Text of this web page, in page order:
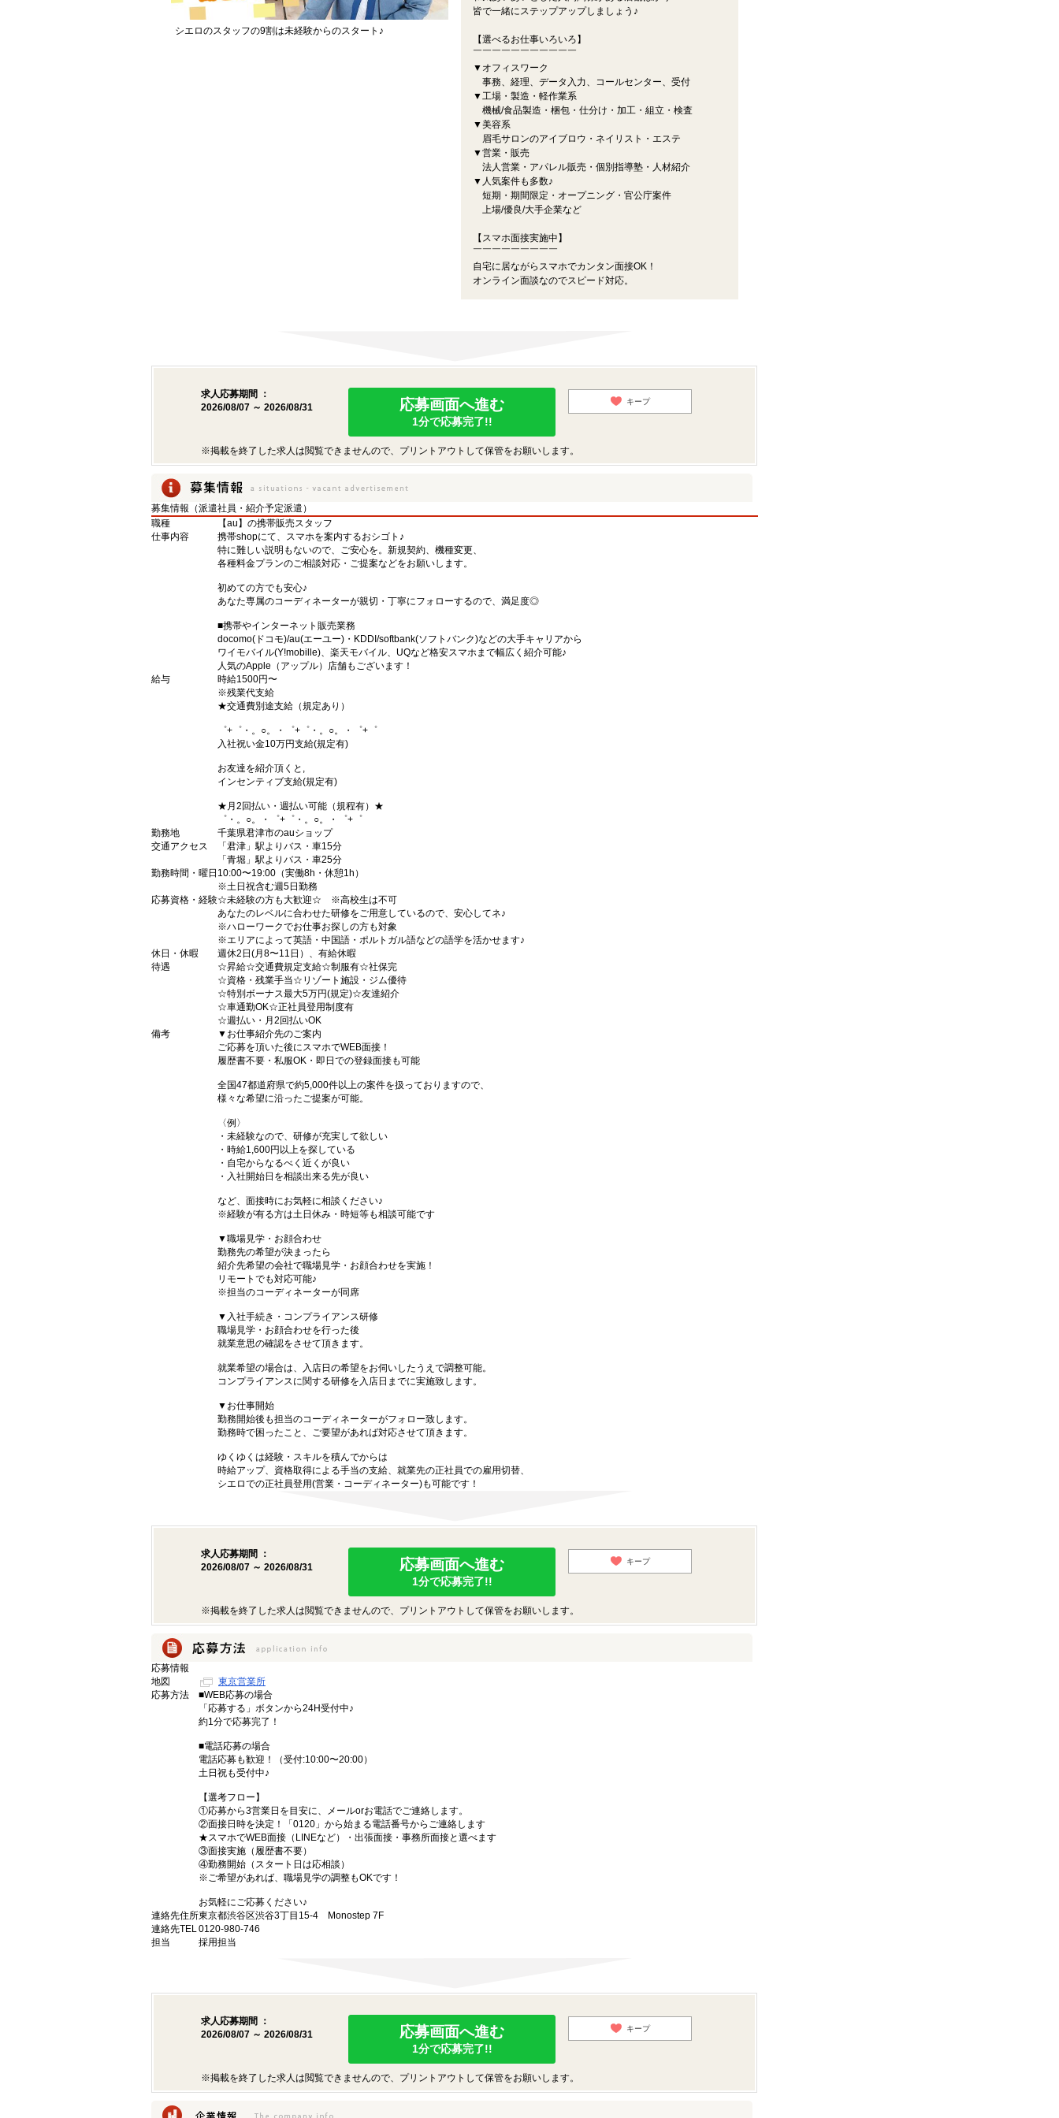
シエロのスタッフの9割は未経験からのスタート♪
皆で一緒にステップアップしましょう♪
【選べるお仕事いろいろ】
￣￣￣￣￣￣￣￣￣￣￣
▼オフィスワーク
事務、経理、データ入力、コールセンター、受付
▼工場・製造・軽作業系
機械/食品製造・梱包・仕分け・加工・組立・検査
▼美容系
眉毛サロンのアイブロウ・ネイリスト・エステ
▼営業・販売
法人営業・アパレル販売・個別指導塾・人材紹介
▼人気案件も多数♪
短期・期間限定・オープニング・官公庁案件
上場/優良/大手企業など
【スマホ面接実施中】
￣￣￣￣￣￣￣￣￣
自宅に居ながらスマホでカンタン面接OK！
オンライン面談なのでスピード対応。
求人応募期間 ：
2026/08/07 ～ 2026/08/31
応募画面へ進む
1分で応募完了!!
キープ
※掲載を終了した求人は閲覧できませんので、プリントアウトして保管をお願いします。
募集情報（派遣社員・紹介予定派遣）
職種
【au】の携帯販売スタッフ
仕事内容
携帯shopにて、スマホを案内するおシゴト♪
特に難しい説明もないので、ご安心を。新規契約、機種変更、
各種料金プランのご相談対応・ご提案などをお願いします。
初めての方でも安心♪
あなた専属のコーディネーターが親切・丁寧にフォローするので、満足度◎
■携帯やインターネット販売業務
docomo(ドコモ)/au(エーユー)・KDDI/softbank(ソフトバンク)などの大手キャリアから
ワイモバイル(Y!mobille)、楽天モバイル、UQなど格安スマホまで幅広く紹介可能♪
人気のApple（アップル）店舗もございます！
給与
時給1500円〜
※残業代支給
★交通費別途支給（規定あり）
゜+゜・。○。・゜+゜・。○。・゜+゜
入社祝い金10万円支給(規定有)
お友達を紹介頂くと,
インセンティブ支給(規定有)
★月2回払い・週払い可能（規程有）★
゜・。○。・゜+゜・。○。・゜+゜
勤務地
千葉県君津市のauショップ
交通アクセス
「君津」駅よりバス・車15分
「青堀」駅よりバス・車25分
勤務時間・曜日 10:00〜19:00（実働8h・休憩1h）
※土日祝含む週5日勤務
応募資格・経験☆未経験の方も大歓迎☆ ※高校生は不可
あなたのレベルに合わせた研修をご用意しているので、安心してネ♪
※ハローワークでお仕事お探しの方も対象
※エリアによって英語・中国語・ポルトガル語などの語学を活かせます♪
休日・休暇
週休2日(月8〜11日）、有給休暇
待遇
☆昇給☆交通費規定支給☆制服有☆社保完
☆資格・残業手当☆リゾート施設・ジム優待
☆特別ボーナス最大5万円(規定)☆友達紹介
☆車通勤OK☆正社員登用制度有
☆週払い・月2回払いOK
備考
▼お仕事紹介先のご案内
ご応募を頂いた後にスマホでWEB面接！
履歴書不要・私服OK・即日での登録面接も可能
全国47都道府県で約5,000件以上の案件を扱っておりますので、
様々な希望に沿ったご提案が可能。
〈例〉
・未経験なので、研修が充実して欲しい
・時給1,600円以上を探している
・自宅からなるべく近くが良い
・入社開始日を相談出来る先が良い
など、面接時にお気軽に相談ください♪
※経験が有る方は土日休み・時短等も相談可能です
▼職場見学・お顔合わせ
勤務先の希望が決まったら
紹介先希望の会社で職場見学・お顔合わせを実施！
リモートでも対応可能♪
※担当のコーディネーターが同席
▼入社手続き・コンプライアンス研修
職場見学・お顔合わせを行った後
就業意思の確認をさせて頂きます。
就業希望の場合は、入店日の希望をお伺いしたうえで調整可能。
コンプライアンスに関する研修を入店日までに実施致します。
▼お仕事開始
勤務開始後も担当のコーディネーターがフォロー致します。
勤務時で困ったこと、ご要望があれば対応させて頂きます。
ゆくゆくは経験・スキルを積んでからは
時給アップ、資格取得による手当の支給、就業先の正社員での雇用切替、
シエロでの正社員登用(営業・コーディネーター)も可能です！
求人応募期間 ：
2026/08/07 ～ 2026/08/31
応募画面へ進む
1分で応募完了!!
キープ
※掲載を終了した求人は閲覧できませんので、プリントアウトして保管をお願いします。
応募情報
地図
東京営業所
応募方法
■WEB応募の場合
「応募する」ボタンから24H受付中♪
約1分で応募完了！
■電話応募の場合
電話応募も歓迎！（受付:10:00〜20:00）
土日祝も受付中♪
【選考フロー】
①応募から3営業日を目安に、メールorお電話でご連絡します。
②面接日時を決定！「0120」から始まる電話番号からご連絡します
★スマホでWEB面接（LINEなど）・出張面接・事務所面接と選べます
③面接実施（履歴書不要）
④勤務開始（スタート日は応相談）
※ご希望があれば、職場見学の調整もOKです！
お気軽にご応募ください♪
連絡先住所東京都渋谷区渋谷3丁目15-4 Monostep 7F
連絡先TEL0120-980-746
担当
採用担当
求人応募期間 ：
2026/08/07 ～ 2026/08/31
応募画面へ進む
1分で応募完了!!
キープ
※掲載を終了した求人は閲覧できませんので、プリントアウトして保管をお願いします。